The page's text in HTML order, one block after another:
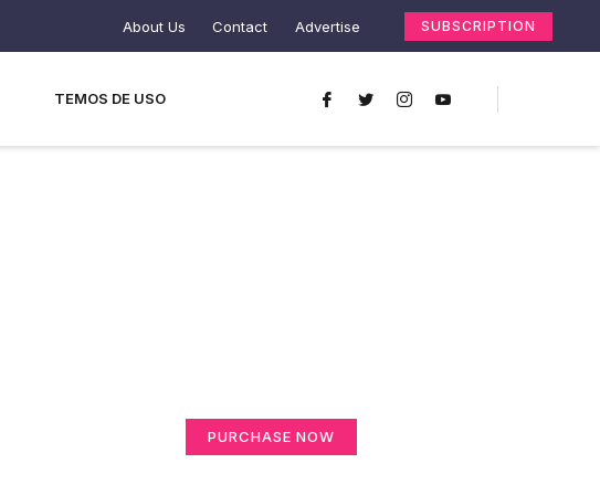
About Us Contact Advertise SUBSCRIPTION
TEMOS DE USO
PURCHASE NOW